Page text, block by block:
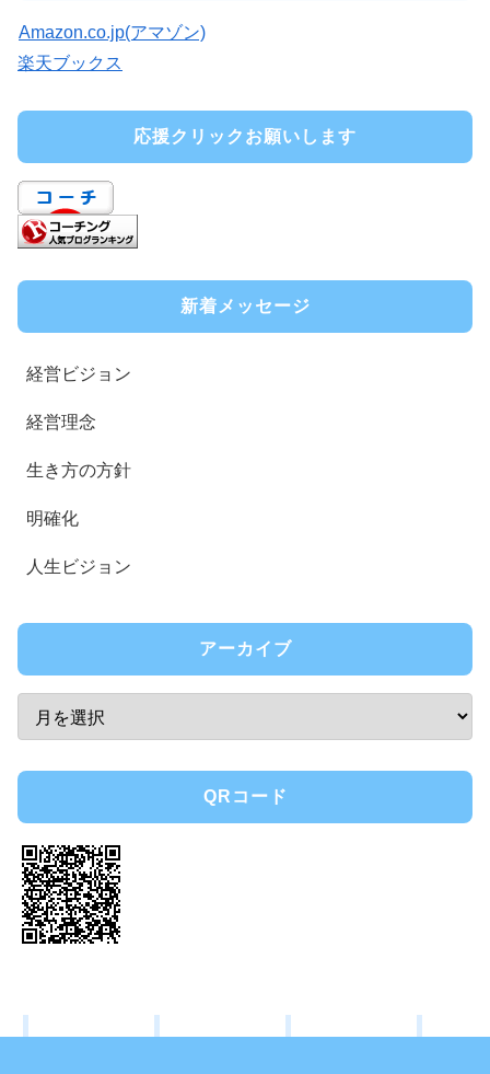
Amazon.co.jp(アマゾン)
楽天ブックス
応援クリックお願いします
新着メッセージ
経営ビジョン
経営理念
生き方の方針
明確化
人生ビジョン
アーカイブ
QRコード